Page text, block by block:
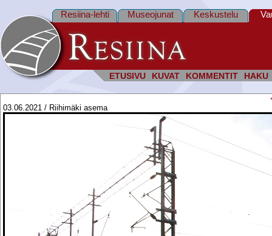
ETUSIVU KUVAT KOMMENTIT HAKU
Resiina-lehti Museojunat Keskustelu
03.06.2021 / Riihimäki asema